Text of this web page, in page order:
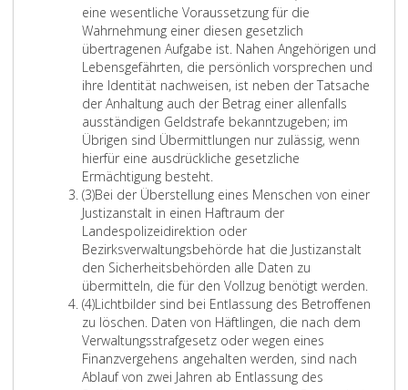
u
n
d
d
a
s
B
u
n
d
e
s
v
e
r
w
a
t
u
n
eine wesentliche Voraussetzung für die
Wahrnehmung einer diesen gesetzlich
übertragenen Aufgabe ist. Nahen Angehörigen und
Lebensgefährten, die persönlich vorsprechen und
ihre Identität nachweisen, ist neben der Tatsache
der Anhaltung auch der Betrag einer allenfalls
ausständigen Geldstrafe bekanntzugeben; im
Übrigen sind Übermittlungen nur zulässig, wenn
hierfür eine ausdrückliche gesetzliche
Ermächtigung besteht.
i
e
Ü
b
e
r
m
t
t
(3)A
b
s
a
t
z
3
Bei der Überstellung eines Menschen von einer
Justizanstalt in einen Haftraum der
Landespolizeidirektion oder
Bezirksverwaltungsbehörde hat die Justizanstalt
den Sicherheitsbehörden alle Daten zu
übermitteln, die für den Vollzug benötigt werden.
(4)A
b
s
a
t
Lichtbilder sind bei Entlassung des Betroffenen
zu löschen. Daten von Häftlingen, die nach dem
Verwaltungsstrafgesetz oder wegen eines
Finanzvergehens angehalten werden, sind nach
Ablauf von zwei Jahren ab Entlassung des